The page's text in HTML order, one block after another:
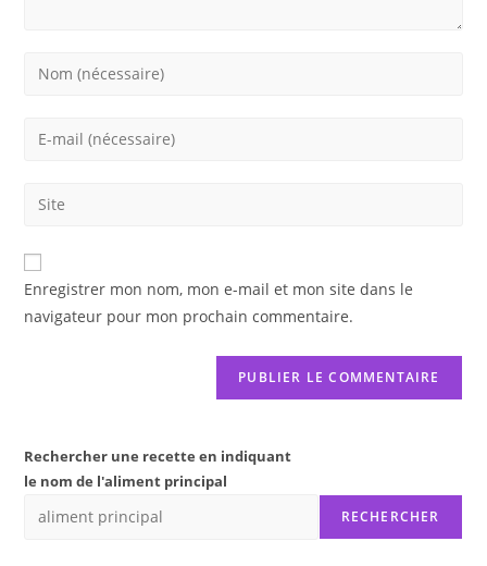
Enter
Enter
address
comment
Saisir
de
votre
(facultatif)
Enregistrer mon nom, mon e-mail et mon site dans le
navigateur pour mon prochain commentaire.
Rechercher une recette en indiquant
le nom de l'aliment principal
RECHERCHER